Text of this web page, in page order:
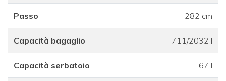
Passo 282 cm
Capacità bagaglio 711/2032 l
Capacità serbatoio 67 l